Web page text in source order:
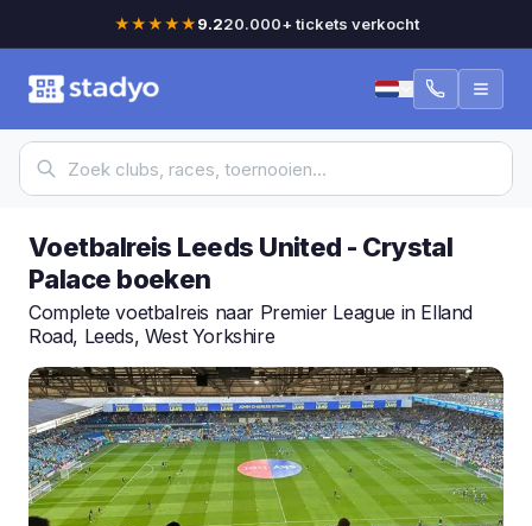
★★★★★9.220.000+ tickets verkocht
Voetbalreis Leeds United - Crystal
Palace boeken
Complete voetbalreis naar Premier League in Elland
Road, Leeds, West Yorkshire